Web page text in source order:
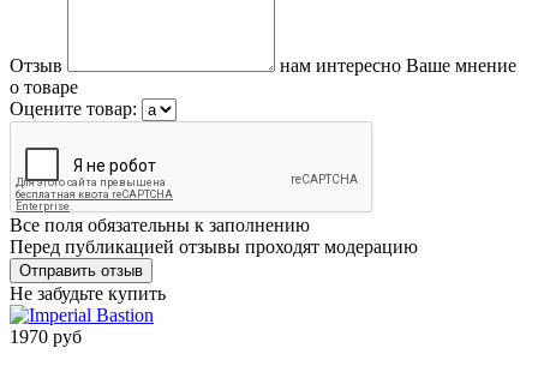
Отзыв
нам интересно Ваше мнение
о товаре
Оцените товар:
Все поля обязательны к заполнению
Перед публикацией отзывы проходят модерацию
Не забудьте купить
1970 руб